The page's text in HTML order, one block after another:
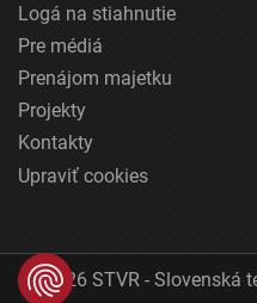
Logá na stiahnutie
Pre médiá
Prenájom majetku
Projekty
Kontakty
Upraviť cookies
© 2026 STVR - Slovenská